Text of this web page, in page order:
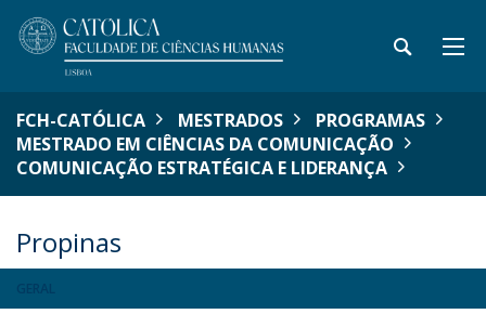
FCH-CATÓLICA MESTRADOS
PROGRAMAS
MESTRADO EM CIÊNCIAS DA COMUNICAÇÃO
COMUNICAÇÃO ESTRATÉGICA E LIDERANÇA
Propinas